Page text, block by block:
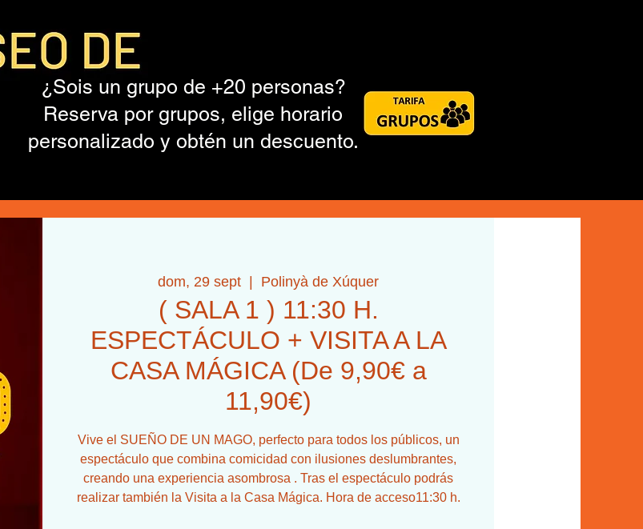
¿Sois un grupo de +20 personas?
Reserva por grupos, elige horario
personalizado y obtén un descuento.
dom, 29 sept Polinyà de Xúquer
( SALA 1 ) 11:30 H.
ESPECTÁCULO + VISITA A LA
CASA MÁGICA (De 9,90€ a
11,90€)
Vive el SUEÑO DE UN MAGO, perfecto para todos los públicos, un
espectáculo que combina comicidad con ilusiones deslumbrantes,
creando una experiencia asombrosa . Tras el espectáculo podrás
realizar también la Visita a la Casa Mágica. Hora de acceso11:30 h.